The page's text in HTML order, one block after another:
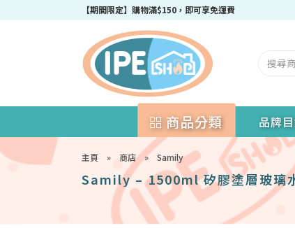
成為IPEshop會員，新會員即可獲得迎新$50購物優惠碼！
商品分類 品牌
主頁 » 商店» Samily
Samily – 1500ml 矽膠塗層玻璃